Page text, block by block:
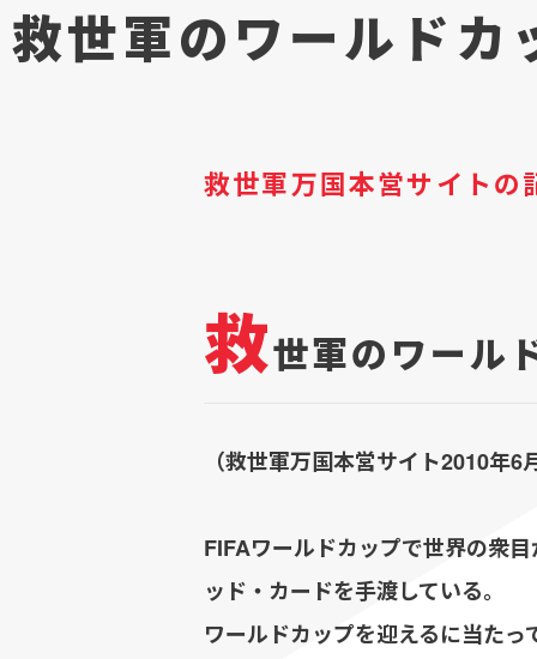
救世軍のワールド
救世軍万国本営サイトの
救世軍のワール
（救世軍万国本営サイト2010年6
FIFAワールドカップで世界の衆
ッド・カードを手渡している。
ワールドカップを迎えるに当た